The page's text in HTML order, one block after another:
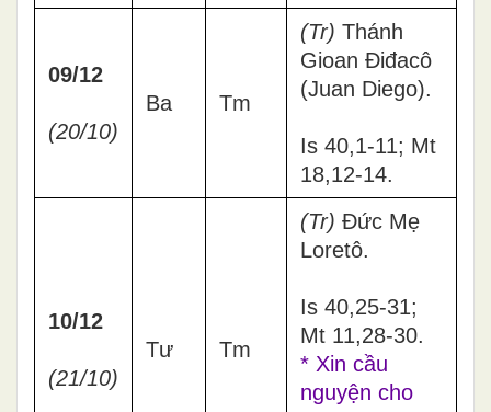
09/12
(20/10)
Ba Tm
(Tr) Thánh
Gioan Điđacô
(Juan Diego).
Is 40,1-11; Mt
18,12-14.
10/12
(21/10)
Tư Tm
(Tr) Đức Mẹ
Loretô.
Is 40,25-31;
Mt 11,28-30.
* Xin cầu
nguyện cho